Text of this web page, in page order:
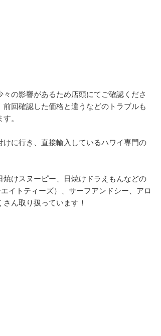
の影響があるため店頭にてご確認くださ
回確認した価格と違うなどのトラブルも
。
に行き、直接輸入しているハワイ専門の
けスヌーピー、日焼けドラえもんなどの
エイトティーズ）、サーフアンドシー、アロ
ん取り扱っています！